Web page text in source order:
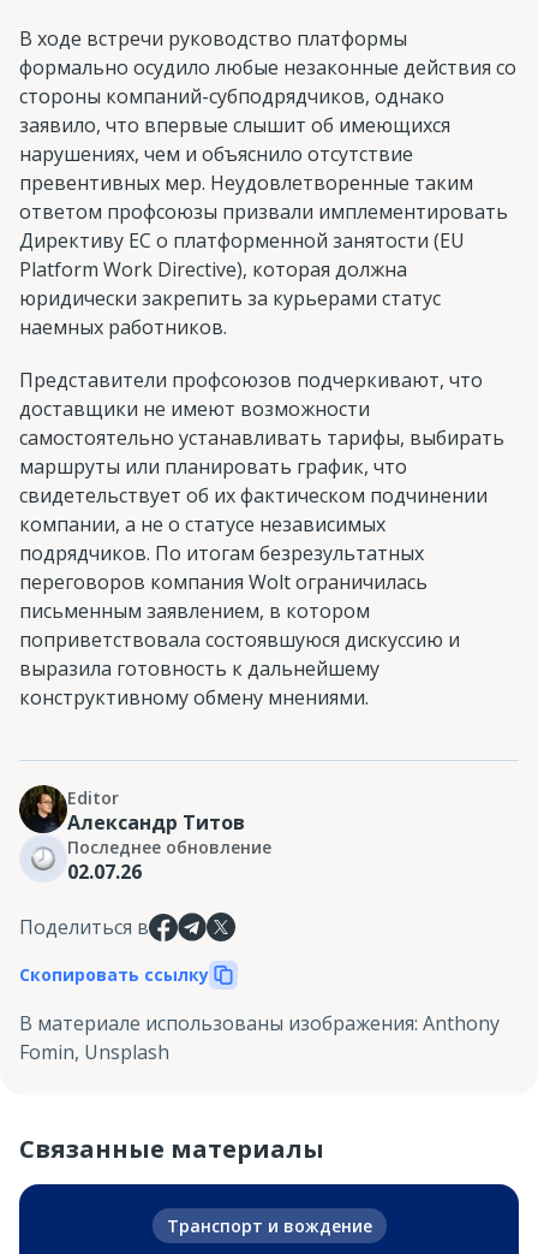
В ходе встречи руководство платформы
формально осудило любые незаконные действия со
стороны компаний-субподрядчиков, однако
заявило, что впервые слышит об имеющихся
нарушениях, чем и объяснило отсутствие
превентивных мер. Неудовлетворенные таким
ответом профсоюзы призвали имплементировать
Директиву ЕС о платформенной занятости (EU
Platform Work Directive), которая должна
юридически закрепить за курьерами статус
наемных работников.
Представители профсоюзов подчеркивают, что
доставщики не имеют возможности
самостоятельно устанавливать тарифы, выбирать
маршруты или планировать график, что
свидетельствует об их фактическом подчинении
компании, а не о статусе независимых
подрядчиков. По итогам безрезультатных
переговоров компания Wolt ограничилась
письменным заявлением, в котором
поприветствовала состоявшуюся дискуссию и
выразила готовность к дальнейшему
конструктивному обмену мнениями.
Editor
Александр Титов
Последнее обновление
02.07.26
Поделиться в
Скопировать ссылку
В материале использованы изображения: Anthony
Fomin, Unsplash
Связанные материалы
Транспорт и вождение